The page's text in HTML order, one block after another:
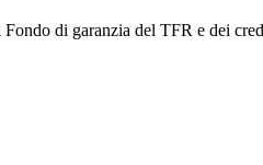
di garanzia del TFR e dei